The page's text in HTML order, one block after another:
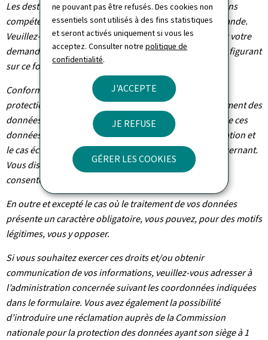
ne pouvant pas être refusés. Des cookies non
essentiels sont utilisés à des fins statistiques
et seront activés uniquement si vous les
acceptez. Consulter notrepolitique de
confidentialité.
J'ACCEPTE
JE REFUSE
GÉRER LES COOKIES
Les destinataires de vos données sont les administrations
compétentes dans le cadre du traitement de votre demande.
Veuillez-vous adresser à l’administration concernée par votre
demande pour connaître les destinataires des données figurant
sur ce formulaire.
Conformément au règlement (UE) 2016/679 relatif à la
protection des personnes physiques à l'égard du traitement des
données à caractère personnel et à la libre circulation de ces
données, vous bénéficiez d’un droit d’accès, de rectification et
le cas échéant d’effacement des informations vous concernant.
Vous disposez également du droit de retirer votre
consentement à tout moment.
En outre et excepté le cas où le traitement de vos données
présente un caractère obligatoire, vous pouvez, pour des motifs
légitimes, vous y opposer.
Si vous souhaitez exercer ces droits et/ou obtenir
communication de vos informations, veuillez-vous adresser à
l’administration concernée suivant les coordonnées indiquées
dans le formulaire. Vous avez également la possibilité
d’introduire une réclamation auprès de la Commission
nationale pour la protection des données ayant son siège à 1